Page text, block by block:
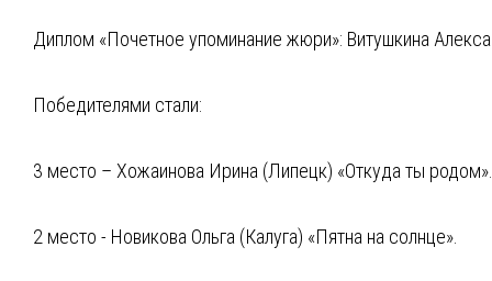
Диплом «Почетное упоминание жюри»: Витушкина
Победителями стали:
3 место – Хожаинова Ирина (Липецк) «Откуда ты родом».
2 место - Новикова Ольга (Калуга) «Пятна на солнце».